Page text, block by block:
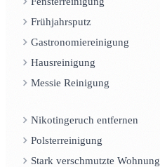
Frühjahrsputz
Gastronomiereinigung
Hausreinigung
Messie Reinigung
Nikotingeruch entfernen
Polsterreinigung
Stark verschmutzte Wohnung